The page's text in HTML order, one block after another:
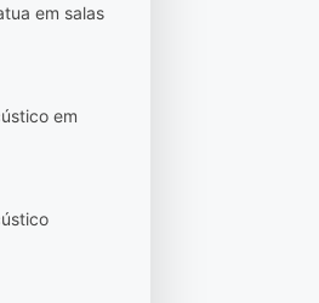
em salas
em